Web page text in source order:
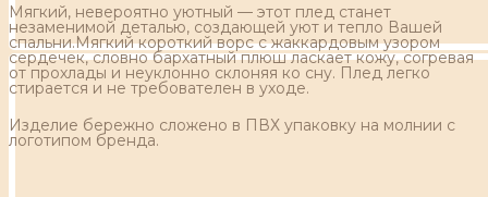
Мягкий, невероятно уютный — этот плед станет
незаменимой деталью, создающей уют и тепло Вашей
спальни.Мягкий короткий ворс с жаккардовым узором
сердечек, словно бархатный плюш ласкает кожу, согревая
от прохлады и неуклонно склоняя ко сну. Плед легко
стирается и не требователен в уходе.
Изделие бережно сложено в ПВХ упаковку на молнии с
логотипом бренда.